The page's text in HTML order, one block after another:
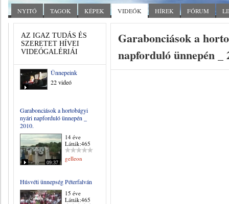
NYITÓ TAGOK KÉPEK VIDEÓK HÍREK FÓRUM
AZ IGAZ TUDÁS ÉS
SZERETET HÍVEI
VIDEÓGALÉRIÁI
Ünnepeink
22 videó
Garabonciások a hortobágyi
nyári napforduló ünnepén _
2010.
09:37
14 éve
Látták:465
gelleon
Húsvéti ünnepség Péterfalván
15 éve
Látták:465
Garabonciások a
napforduló ünnepén _